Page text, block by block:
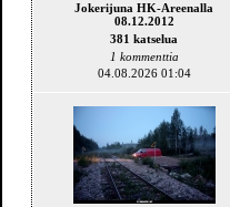
Jokerijuna HK-Areenalla
08.12.2012
381 katselua
1 kommenttia
04.08.2026 01:04